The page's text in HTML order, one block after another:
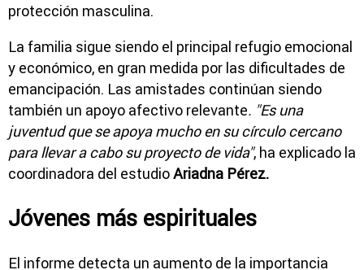
protección masculina.
La familia sigue siendo el principal refugio emocional
y económico, en gran medida por las dificultades de
emancipación. Las amistades continúan siendo
también un apoyo afectivo relevante. "Es una
juventud que se apoya mucho en su círculo cercano
para llevar a cabo su proyecto de vida", ha explicado la
coordinadora del estudioAriadna Pérez.
Jóvenes más espirituales
El informe detecta un aumento de la importancia